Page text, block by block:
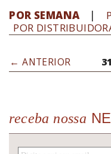
POR SEMANA
POR
← ANTERIOR
receba nossa